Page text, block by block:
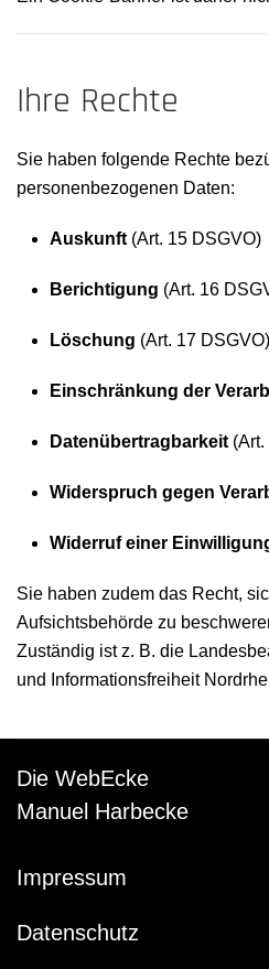
Ihre Rechte
Sie haben folgende Rechte
personenbezogenen Daten:
Auskunft (Art. 15 DSGVO)
Berichtigung (Art. 16
Löschung (Art. 17 DSGVO)
Einschränkung der
Datenübertragbarkeit
Widerspruch gegen
Widerruf einer
Sie haben zudem das Recht,
Aufsichtsbehörde zu
Zuständig ist z. B. die
und Informationsfreiheit
Die WebEcke
Manuel Harbecke
Impressum
Datenschutz